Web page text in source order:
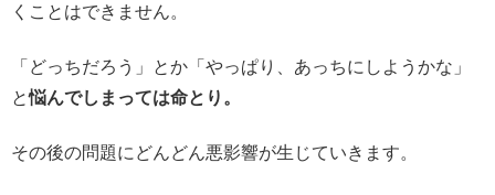
くことはできません。
「どっちだろう」とか「やっぱり、あっちにしようかな」
と悩んでしまっては命とり。
その後の問題にどんどん悪影響が生じていきます。